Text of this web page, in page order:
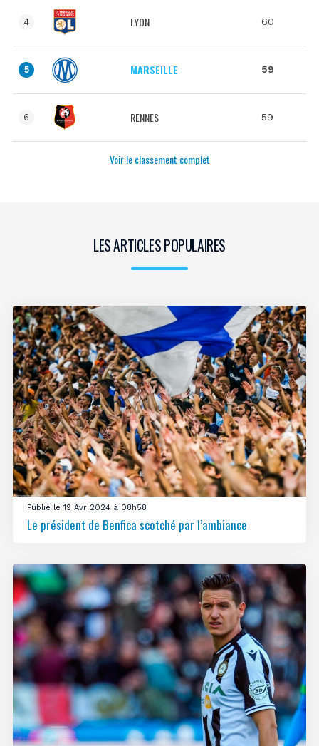
4 LYON 60
5 MARSEILLE 59
6 RENNES 59
Voir le classement complet
LES ARTICLES POPULAIRES
Publié le 19 Avr 2024 à 08h58
Le président de Benfica scotché par l’ambiance